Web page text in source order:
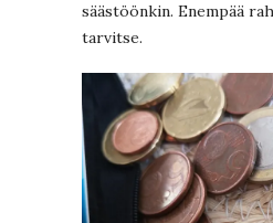
säästöönkin. Enempää
tarvitse.